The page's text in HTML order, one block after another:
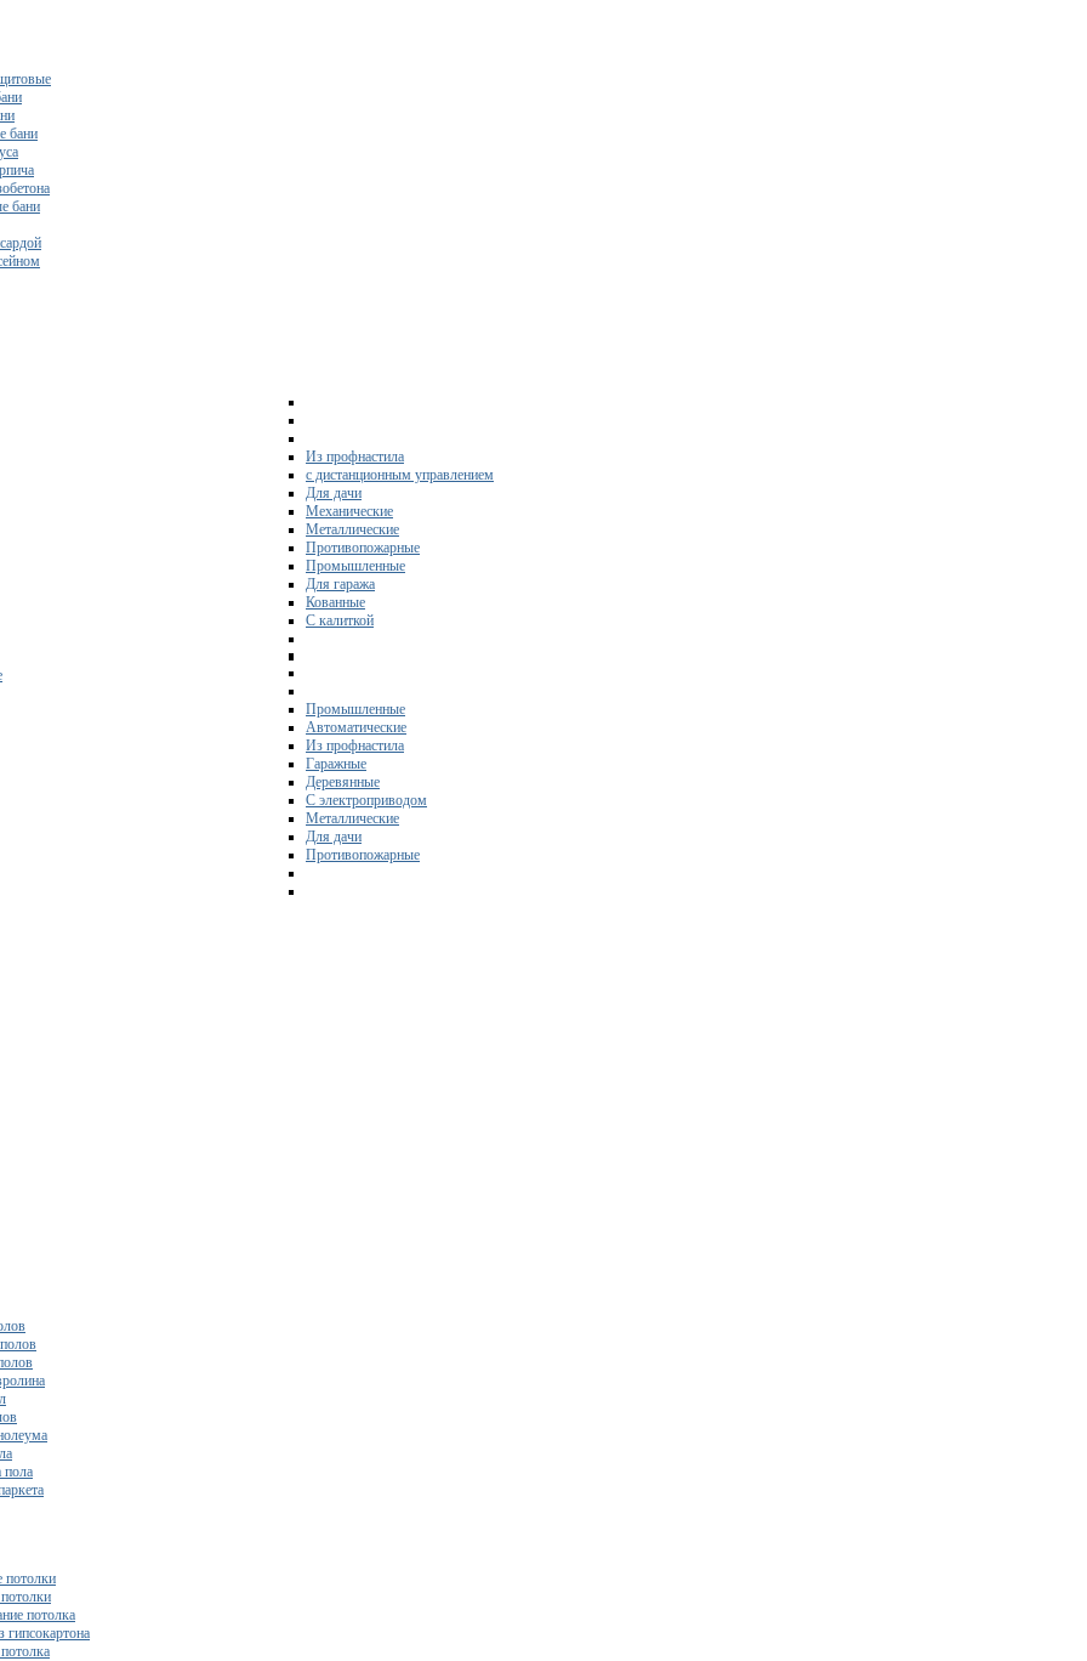
бани
бани
Из профнастила
с дистанционным управлением
Для дачи
Механические
Металлические
Противопожарные
Промышленные
Для гаража
Кованные
С калиткой
Промышленные
Автоматические
Из профнастила
Гаражные
Деревянные
С электроприводом
Металлические
Для дачи
Противопожарные
потолки
потолка
гипсокартона